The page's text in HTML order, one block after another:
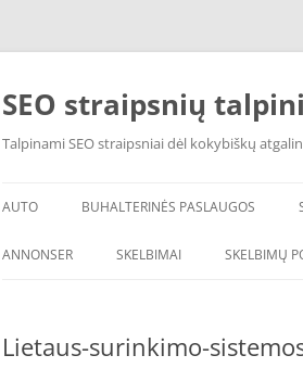
Skip
SEO straipsnių
Talpinami SEO straipsniai dėl kokybiškų
AUTO BUHALTERINĖS PASLAUGOS
ANNONSER SKELBIMAI SKELBIMŲ
Lietaus-surinkimo-